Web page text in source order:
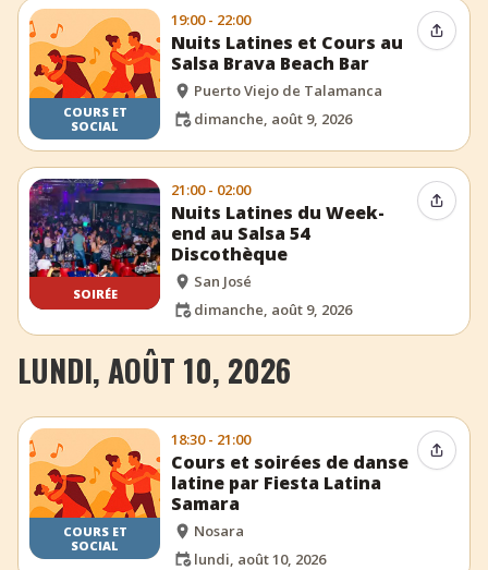
COURS ET
SOCIAL
19:00 - 22:00
Nuits Latines et Cours au
Salsa Brava Beach Bar
Puerto Viejo de Talamanca
dimanche, août 9, 2026
SOIRÉE
21:00 - 02:00
Nuits Latines du Week-
end au Salsa 54
Discothèque
San José
dimanche, août 9, 2026
LUNDI, AOÛT 10, 2026
COURS ET
SOCIAL
18:30 - 21:00
Cours et soirées de danse
latine par Fiesta Latina
Samara
Nosara
lundi, août 10, 2026